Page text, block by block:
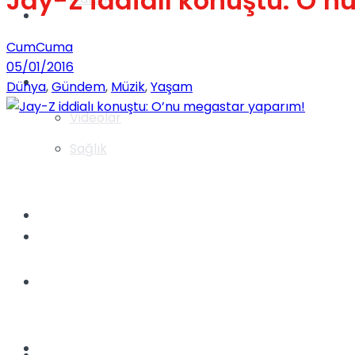
Videolar
Gündem
Yaşam
Sağlık
CumCuma
05/01/2016
Dünya,Gündem, Müzik,Yaşam